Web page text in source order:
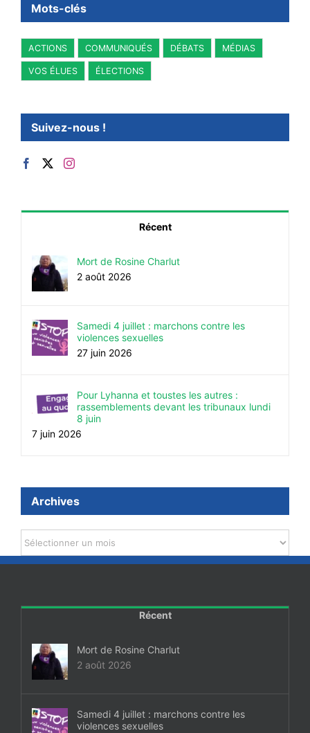
Mots-clés
ACTIONS COMMUNIQUÉS DÉBATS MÉDIAS
VOS ÉLUES ÉLECTIONS
Suivez-nous !
Récent
Mort de Rosine Charlut
2 août 2026
Samedi 4 juillet : marchons contre les
violences sexuelles
27 juin 2026
Pour Lyhanna et toustes les autres :
rassemblements devant les tribunaux lundi
8 juin
7 juin 2026
Archives
Archives
Récent
Mort de Rosine Charlut
2 août 2026
Samedi 4 juillet : marchons contre les
violences sexuelles